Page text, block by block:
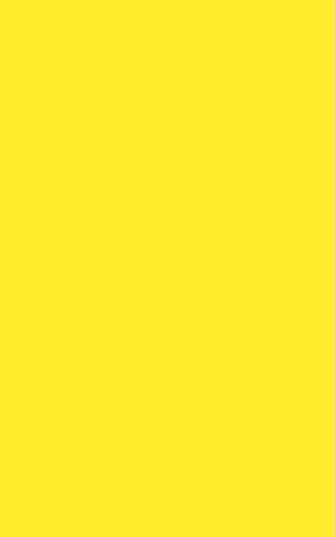
entrambi i donatori, puoi pagare da €
I programmi di donazione di embrioni
costosi di quelli di donazione di ovuli.
un tale trattamento può costare in
£ 3,400 e £ 5,500. Quando si tratta di
europee, i prezzi variano tra € 1,400 in
Come detto prima, un’agenzia di
pagare per organizzare l’adozione
riferisce alle adozioni domestiche. Se
bambino dall’estero, devi pagare costi